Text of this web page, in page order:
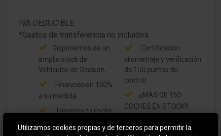
Limpiaparabrisas con Sensor de lluvia
Spoiler del techo color carrocería
Reductor de luz Iluminación de instrumentos
IVA DEDUCIBLE
Disponemos de un
amplio stock de
Vehículos de Ocasión,
· Financiación 100%
a su medida
· Tasamos tu coche
compromiso.
kilometraje y verificación
de 150 puntos de
control.
¡¡¡MAS DE 150
COCHES EN STOCK!!!
SE AJUSTE A TUS
Utilizamos cookies propias y de terceros para permitir la